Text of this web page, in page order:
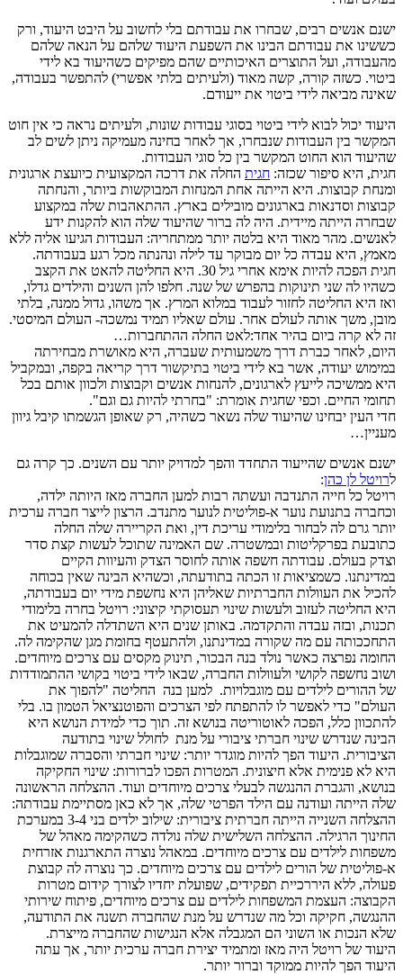
ישנם אנשים רבים, שבחרו את עבודתם בלי לחשוב על היבט היעוד, ורק
כששינו את עבודתם הבינו את השפעת היעוד שלהם על הנאה שלהם
מהעבודה, ועל התוצרים האיכותיים שהם מפיקים כשהיעוד בא לידי
ביטוי. כשזה קורה, קשה מאוד (ולעיתים בלתי אפשרי) להתפשר בעבודה,
שאינה מביאה לידי ביטוי את ייעודם.
היעוד יכול לבוא לידי ביטוי בסוגי עבודות שונות, ולעיתים נראה כי אין חוט
המקשר בין העבודות שנבחרו, אך לאחר בחינה מעמיקה ניתן לשים לב
שהיעוד הוא החוט המקשר בין כל סוגי העבודות.
חגית, היא סיפור שכזה: חגית החלה את דרכה המקצועית כיועצת ארגונית
ומנחת קבוצות. היא הייתה אחת המנחות המבוקשות ביותר, והנחתה
קבוצות וסדנאות בארגונים מובילים בארץ. ההתאהבות שלה במקצוע
שבחרה הייתה מיידית. היה לה ברור שהיעוד שלה הוא להקנות ידע
לאנשים. מהר מאוד היא בלטה יותר ממתחריה: העבודות הגיעו אליה ללא
מאמץ, היא עבדה כל יום מבוקר עד לילה ונהנתה מכל רגע בעבודתה.
חגית הפכה להיות אימא אחרי גיל 30. היא החליטה להאט את הקצב
כשהיו לה שני תינוקות בהפרש של שנה. חלפו להן השנים והילדים גדלו,
ואז היא החליטה לחזור לעבוד במלוא המרץ. אך משהו, גדול ממנה, בלתי
מובן, משך אותה לעולם אחר. עולם שאליו תמיד נמשכה- העולם המיסטי.
זה לא קרה ביום בהיר אחד:לאט החלה ההתחברות…
היום, לאחר כברת דרך משמעותית שעברה, היא מאושרת מבחירתה
במימוש יעודה, אשר בא לידי ביטוי בתיקשור דרך קריאה בקפה, ובמקביל
היא ממשיכה לייעץ לארגונים, להנחות אנשים וקבוצות ולכוון אותם בכל
תחומי החיים. וכפי שחגית אומרת: "בחרתי להיות גם וגם".
חדי העין יבחינו שהיעוד שלה נשאר כשהיה, רק שאופן הגשמתו קיבל גיוון
מעניין…
ישנם אנשים שהייעוד התחדד והפך למדויק יותר עם השנים. כך קרה גם
לרויטל לן כהן:
רויטל כל חייה התנדבה ועשתה רבות למען החברה מאז היותה ילדה,
וכחברה בתנועת נוער א-פוליטית לנוער מתנדב. הרצון לייצר חברה ערכית
יותר גרם לה לבחור בלימודי עריכת דין, ואת הקריירה שלה החלה
כתובעת בפרקליטות ובמשטרה. שם האמינה שתוכל לעשות קצת סדר
וצדק בעולם. עבודתה חשפה אותה לחוסר הצדק והעיוות הקיים
במדינתנו. כשמציאות זו הכתה בתודעתה, וכשהיא הבינה שאין בכוחה
להכיל את העוולות החברתיות שאליהן היא נחשפת מידי יום בעבודתה,
היא החליטה לעזוב ולעשות שינוי תעסוקתי קיצוני: רויטל בחרה בלימודי
תכנות, ובזה עבדה והתקדמה. באותן שנים היא השתדלה להמעיט את
התחככותה עם מה שקורה במדינתנו, ולהתעטף בחומת מגן שהקימה לה.
החומה נפרצה כאשר נולד בנה הבכור, תינוק מקסים עם צרכים מיוחדים.
ושוב נחשפה לקושי ולעוולות החברה, שבאו לידי ביטוי בקושי ההתמודדות
של ההורים לילדים עם מוגבלויות. למען בנה החליטה "להפוך את
העולם" כדי לאפשר לו להתפתח לפי הצרכים והפוטנציאל הטמון בו. בלי
להתכוון כלל, הפכה לאוטוריטה בנושא זה. תוך כדי למידת הנושא היא
הבינה שנדרש שינוי חברתי ציבורי על מנת לחולל שינוי בתודעה
הציבורית. היעוד הפך להיות מוגדר יותר: שינוי חברתי והסברה שמוגבלות
היא לא פנימית אלא חיצונית. המטרות הפכו לברורות: שינוי החקיקה
בנושא, והגברת ההנגשה לבעלי צרכים מיוחדים ועוד. ההצלחה הראשונה
שלה הייתה ועודנה עם הילד הפרטי שלה, אך לא כאן מסתיימת עבודתה:
ההצלחה השנייה הייתה חברתית ציבורית: שילוב ילדים בני 3-4 במערכת
החינוך הרגילה. ההצלחה השלישית שלה נולדה כשהקימה מאהל של
משפחות לילדים עם צרכים מיוחדים. במאהל נוצרה התארגנות אזרחית
א-פוליטית של הורים לילדים עם צרכים מיוחדים. כך נוצרה לה קבוצת
פעולה, ללא היררכיית תפקידים, שפועלת יחדיו לצורך קידום מטרות
הקבוצה: העצמת המשפחות לילדים עם צרכים מיוחדים, פיתוח שירותי
ההנגשה, חקיקה וכל מה שנדרש על מנת שהחברה תשנה את התודעה,
שלא הנכות או השוני הם המגבלה אלא הנגישות שהחברה מייצרת.
היעוד של רויטל היה מאז ומתמיד יצירת חברה ערכית יותר, אך עתה
היעוד הפך להיות ממוקד וברור יותר.